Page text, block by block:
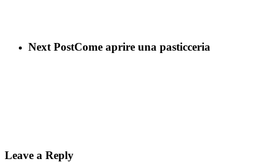
Next PostCome aprire una pasticceria
Leave a Reply